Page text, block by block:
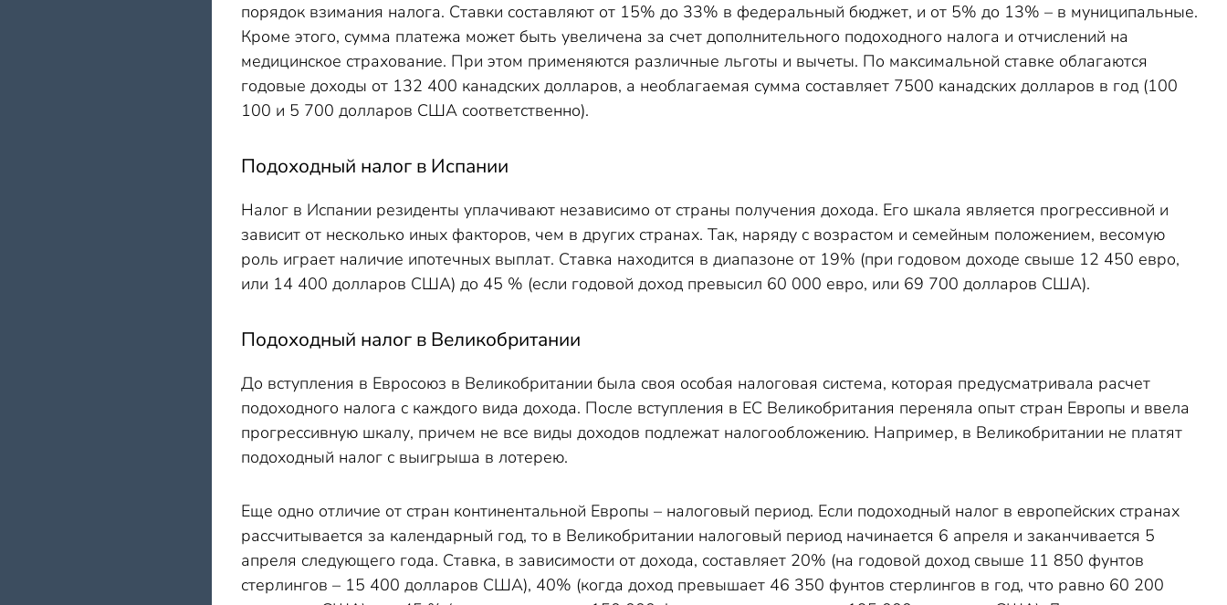
порядок взимания налога. Ставки составляют от 15% до 33% в федеральный бюджет, и от 5% до 13% – в муниципальные.
Кроме этого, сумма платежа может быть увеличена за счет дополнительного подоходного налога и отчислений на
медицинское страхование. При этом применяются различные льготы и вычеты. По максимальной ставке облагаются
годовые доходы от 132 400 канадских долларов, а необлагаемая сумма составляет 7500 канадских долларов в год (100
100 и 5 700 долларов США соответственно).
Подоходный налог в Испании
Налог в Испании резиденты уплачивают независимо от страны получения дохода. Его шкала является прогрессивной и
зависит от несколько иных факторов, чем в других странах. Так, наряду с возрастом и семейным положением, весомую
роль играет наличие ипотечных выплат. Ставка находится в диапазоне от 19% (при годовом доходе свыше 12 450 евро,
или 14 400 долларов США) до 45 % (если годовой доход превысил 60 000 евро, или 69 700 долларов США).
Подоходный налог в Великобритании
До вступления в Евросоюз в Великобритании была своя особая налоговая система, которая предусматривала расчет
подоходного налога с каждого вида дохода. После вступления в ЕС Великобритания переняла опыт стран Европы и ввела
прогрессивную шкалу, причем не все виды доходов подлежат налогообложению. Например, в Великобритании не платят
подоходный налог с выигрыша в лотерею.
Еще одно отличие от стран континентальной Европы – налоговый период. Если подоходный налог в европейских странах
рассчитывается за календарный год, то в Великобритании налоговый период начинается 6 апреля и заканчивается 5
апреля следующего года. Ставка, в зависимости от дохода, составляет 20% (на годовой доход свыше 11 850 фунтов
стерлингов – 15 400 долларов США), 40% (когда доход превышает 46 350 фунтов стерлингов в год, что равно 60 200